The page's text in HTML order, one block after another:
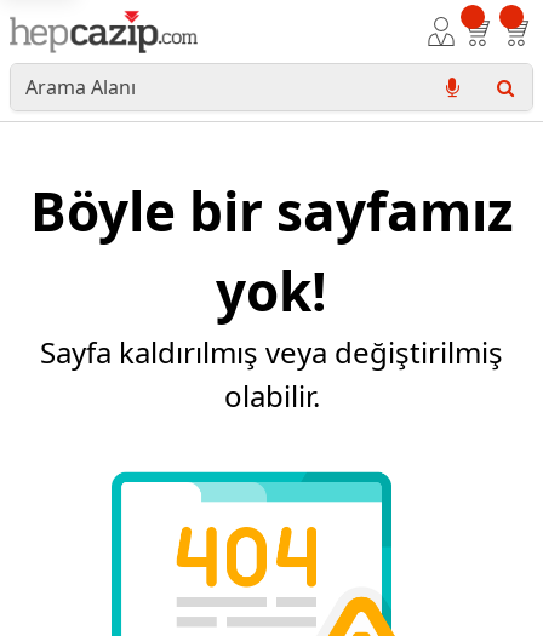
Böyle bir sayfamız
yok!
Sayfa kaldırılmış veya değiştirilmiş
olabilir.